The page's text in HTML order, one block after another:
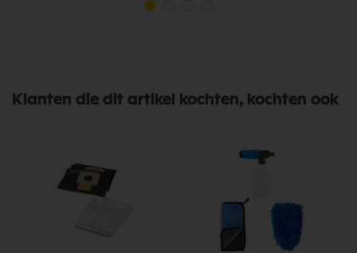
Klanten die dit artikel kochten, kochten ook